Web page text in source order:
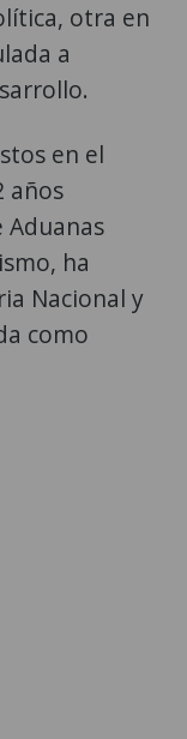
otra en
a
en el
años
ha
Nacional y
como